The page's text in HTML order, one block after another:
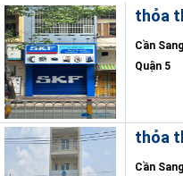
thỏa
Cần
Quận 5
thỏa
Cần